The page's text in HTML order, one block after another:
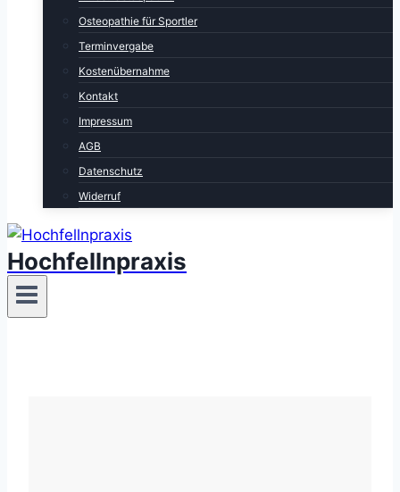
Osteopathie für Sportler
Terminvergabe
Kostenübernahme
Kontakt
Impressum
AGB
Datenschutz
Widerruf
Hochfellnpraxis